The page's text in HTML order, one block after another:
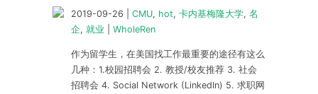
2019-09-26 CMU, hot, 卡内基梅隆大学, 名
企, 就业 WholeRen
作为留学生，在美国找工作最重要的途径有这么
几种：1.校园招聘会 2. 教授/校友推荐 3. 社会
招聘会 4. Social Network (LinkedIn) 5. 求职网